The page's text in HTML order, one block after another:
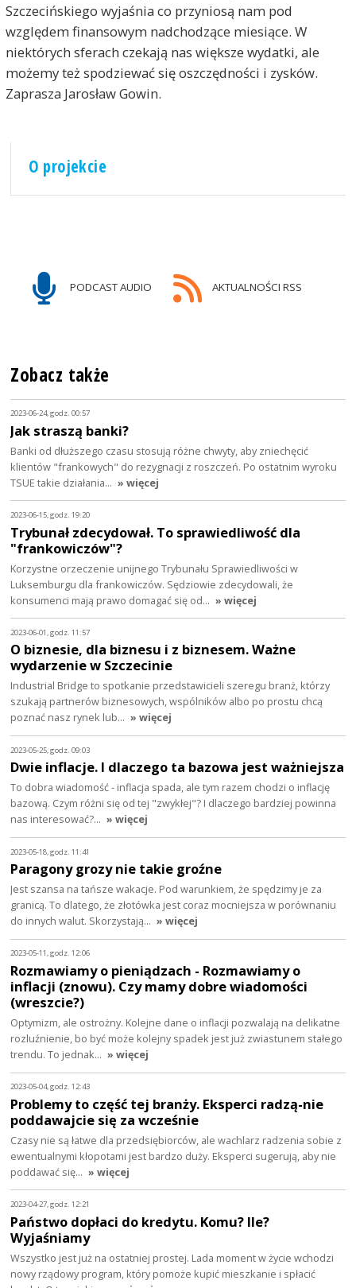
Szczecińskiego wyjaśnia co przyniosą nam pod
względem finansowym nadchodzące miesiące. W
niektórych sferach czekają nas większe wydatki, ale
możemy też spodziewać się oszczędności i zysków.
Zaprasza Jarosław Gowin.
O projekcie
PODCAST AUDIO AKTUALNOŚCI RSS
Zobacz także
2023-06-24, godz. 00:57
Jak straszą banki?
Banki od dłuższego czasu stosują różne chwyty, aby zniechęcić
klientów "frankowych" do rezygnacji z roszczeń. Po ostatnim wyroku
TSUE takie działania… » więcej
2023-06-15, godz. 19:20
Trybunał zdecydował. To sprawiedliwość dla
"frankowiczów"?
Korzystne orzeczenie unijnego Trybunału Sprawiedliwości w
Luksemburgu dla frankowiczów. Sędziowie zdecydowali, że
konsumenci mają prawo domagać się od… » więcej
2023-06-01, godz. 11:57
O biznesie, dla biznesu i z biznesem. Ważne
wydarzenie w Szczecinie
Industrial Bridge to spotkanie przedstawicieli szeregu branż, którzy
szukają partnerów biznesowych, wspólników albo po prostu chcą
poznać nasz rynek lub… » więcej
2023-05-25, godz. 09:03
Dwie inflacje. I dlaczego ta bazowa jest ważniejsza
To dobra wiadomość - inflacja spada, ale tym razem chodzi o inflację
bazową. Czym różni się od tej "zwykłej"? I dlaczego bardziej powinna
nas interesować?… » więcej
2023-05-18, godz. 11:41
Paragony grozy nie takie groźne
Jest szansa na tańsze wakacje. Pod warunkiem, że spędzimy je za
granicą. To dlatego, że złotówka jest coraz mocniejsza w porównaniu
do innych walut. Skorzystają… » więcej
2023-05-11, godz. 12:06
Rozmawiamy o pieniądzach - Rozmawiamy o
inflacji (znowu). Czy mamy dobre wiadomości
(wreszcie?)
Optymizm, ale ostrożny. Kolejne dane o inflacji pozwalają na delikatne
rozluźnienie, bo być może kolejny spadek jest już zwiastunem stałego
trendu. To jednak… » więcej
2023-05-04, godz. 12:43
Problemy to część tej branży. Eksperci radzą-nie
poddawajcie się za wcześnie
Czasy nie są łatwe dla przedsiębiorców, ale wachlarz radzenia sobie z
ewentualnymi kłopotami jest bardzo duży. Eksperci sugerują, aby nie
poddawać się… » więcej
2023-04-27, godz. 12:21
Państwo dopłaci do kredytu. Komu? Ile?
Wyjaśniamy
Wszystko jest już na ostatniej prostej. Lada moment w życie wchodzi
nowy rządowy program, który pomoże kupić mieszkanie i spłacić